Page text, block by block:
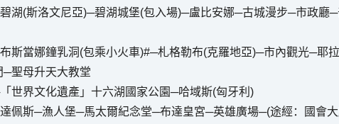
湖(斯洛文尼亞)─碧湖城堡(包入場)─盧比安娜─古城漫步─市政廳
斯當娜鐘乳洞(包乘小火車)#─札格勒布(克羅地亞)─市內觀光─耶
聖母升天大教堂
世界文化遺產」十六湖國家公園─哈域斯(匈牙利)
佩斯─漁人堡─馬太爾紀念堂─布達皇宮─英雄廣場─(途經：國會